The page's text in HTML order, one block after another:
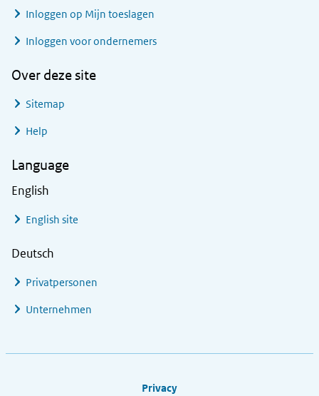
Inloggen op Mijn toeslagen
Inloggen voor ondernemers
Over deze site
Sitemap
Help
Language
English
English site
Deutsch
Privatpersonen
Unternehmen
Privacy